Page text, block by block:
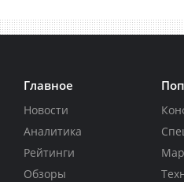
Главное
Новости
Аналитика
Рейтинги
Обзоры